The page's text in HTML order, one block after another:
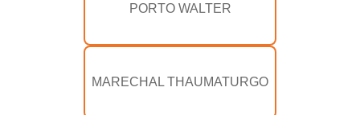
PORTO WALTER
MARECHAL THAUMATURGO